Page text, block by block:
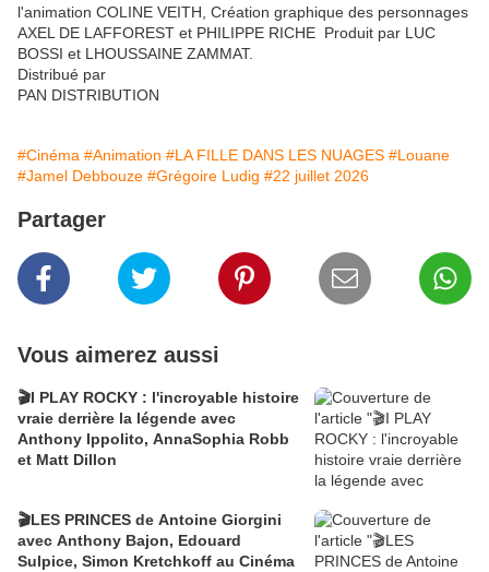
l'animation COLINE VEITH, Création graphique des personnages
AXEL DE LAFFOREST et PHILIPPE RICHE Produit par LUC
BOSSI et LHOUSSAINE ZAMMAT.
Distribué par
PAN DISTRIBUTION
#Cinéma #Animation #LA FILLE DANS LES NUAGES #Louane
#Jamel Debbouze #Grégoire Ludig #22 juillet 2026
Partager
Vous aimerez aussi
🎬I PLAY ROCKY : l'incroyable histoire
vraie derrière la légende avec
Anthony Ippolito, AnnaSophia Robb
et Matt Dillon
🎬LES PRINCES de Antoine Giorgini
avec Anthony Bajon, Edouard
Sulpice, Simon Kretchkoff au Cinéma